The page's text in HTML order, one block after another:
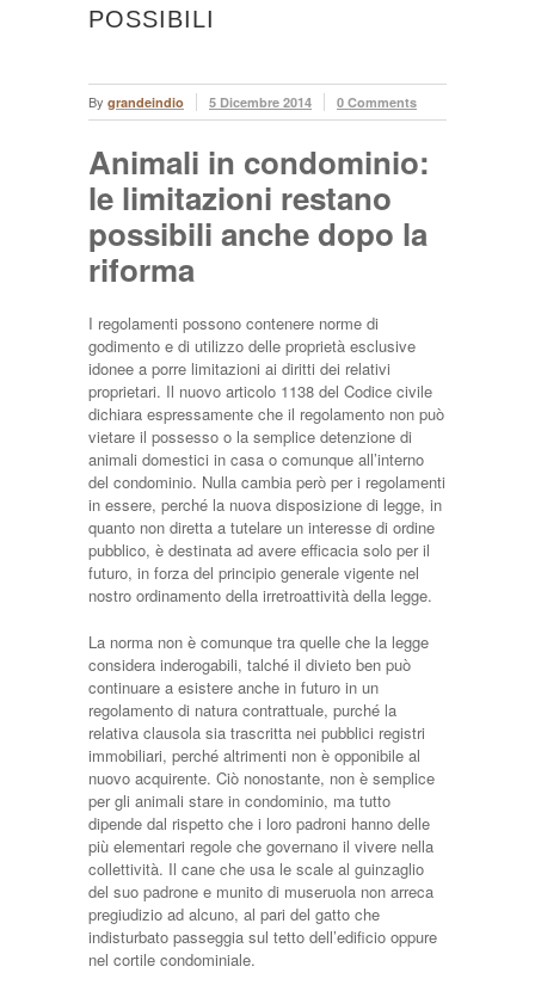
POSSIBILI
By grandeindio 5 Dicembre 2014 0 Comments
Animali in condominio:
le limitazioni restano
possibili anche dopo la
riforma
I regolamenti possono contenere norme di
godimento e di utilizzo delle proprietà esclusive
idonee a porre limitazioni ai diritti dei relativi
proprietari. Il nuovo articolo 1138 del Codice civile
dichiara espressamente che il regolamento non può
vietare il possesso o la semplice detenzione di
animali domestici in casa o comunque all’interno
del condominio. Nulla cambia però per i regolamenti
in essere, perché la nuova disposizione di legge, in
quanto non diretta a tutelare un interesse di ordine
pubblico, è destinata ad avere efficacia solo per il
futuro, in forza del principio generale vigente nel
nostro ordinamento della irretroattività della legge.
La norma non è comunque tra quelle che la legge
considera inderogabili, talché il divieto ben può
continuare a esistere anche in futuro in un
regolamento di natura contrattuale, purché la
relativa clausola sia trascritta nei pubblici registri
immobiliari, perché altrimenti non è opponibile al
nuovo acquirente. Ciò nonostante, non è semplice
per gli animali stare in condominio, ma tutto
dipende dal rispetto che i loro padroni hanno delle
più elementari regole che governano il vivere nella
collettività. Il cane che usa le scale al guinzaglio
del suo padrone e munito di museruola non arreca
pregiudizio ad alcuno, al pari del gatto che
indisturbato passeggia sul tetto dell’edificio oppure
nel cortile condominiale.